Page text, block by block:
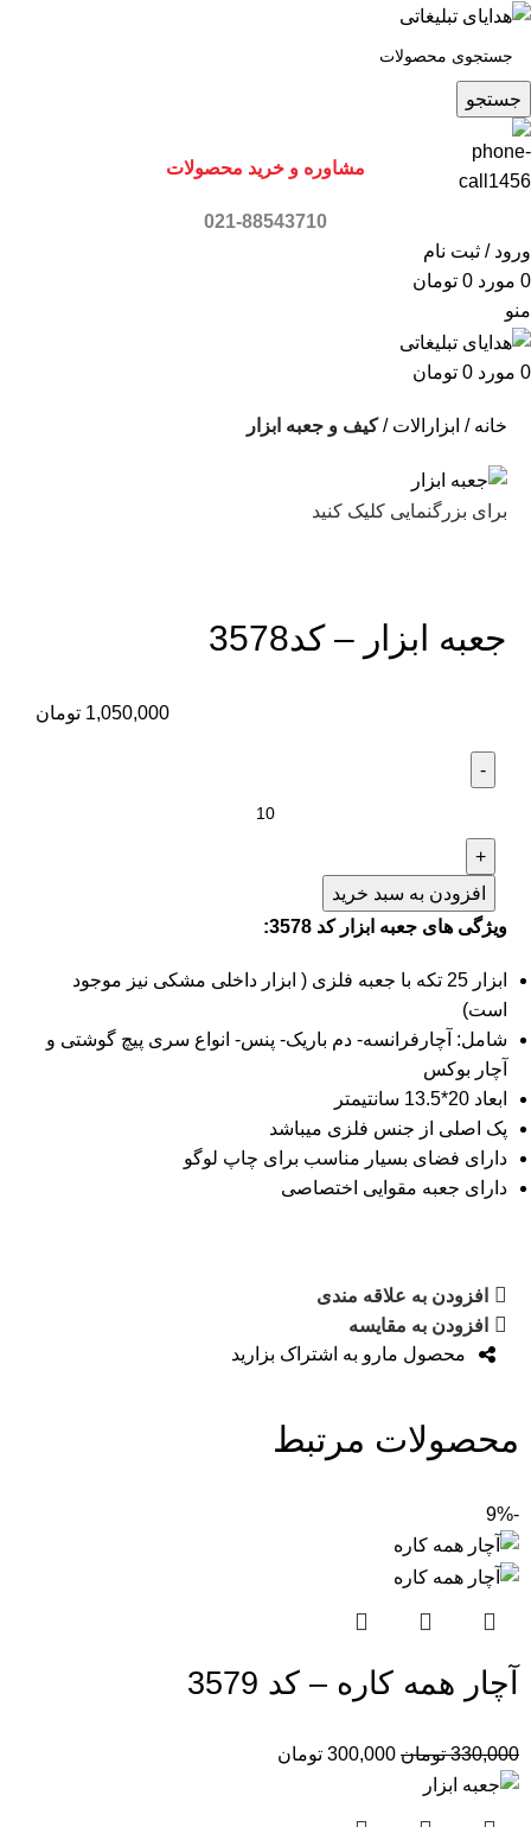
جستجو
مشاوره و خرید محصولات
021-88543710
ورود / ثبت نام
0 مورد 0 تومان
منو
0 مورد 0 تومان
خانه ابزارالات کیف و جعبه ابزار
برای بزرگنمایی کلیک کنید
جعبه ابزار – کد3578
1,050,000 تومان
افزودن به سبد خرید
ویژگی های جعبه ابزار کد 3578:
ابزار 25 تکه با جعبه فلزی ( ابزار داخلی مشکی نیز موجود
است)
شامل: آچارفرانسه- دم باریک- پنس- انواع سری پیچ گوشتی و
آچار بوکس
ابعاد 20*13.5 سانتیمتر
پک اصلی از جنس فلزی میباشد
دارای فضای بسیار مناسب برای چاپ لوگو
دارای جعبه مقوایی اختصاصی
افزودن به علاقه مندی
افزودن به مقایسه
محصول مارو به اشتراک بزارید
محصولات مرتبط
-9%
آچار همه کاره – کد 3579
330,000 تومان 300,000 تومان